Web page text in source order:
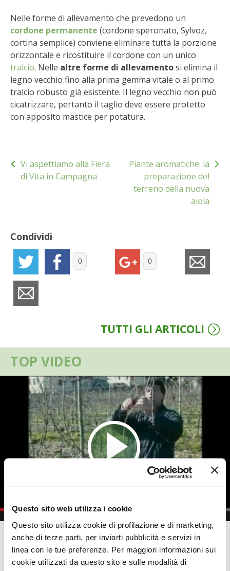
Questo sito web utilizza i cookie
Questo sito utilizza cookie di profilazione e di marketing,
anche di terze parti, per inviarti pubblicità e servizi in
linea con le tue preferenze. Per maggiori informazioni sui
cookie utilizzati da questo sito e sulle modalità di
SCONTI NOVEMBRE
COMPO
HUSQVARNA
ZAPI GARDEN
BENZA
THERMACELL
ANIMALI UMANI E NON UMANI
IL MIO 2025
COLTIVARE L’OLIVO
VIGNETO BIO
PENSA ALTERNATIVO
GARDENA
VERONESI
RIMANI A CONTATTO CON LA NATURA
CRESCERE INSIEME
ARCHMAN
VITA IN CAMPAGNA LA FIERA
NATURALMENTE
Nelle forme di allevamento che prevedono un
cordone permanente (cordone speronato, Sylvoz,
cortina semplice) conviene eliminare tutta la porzione
orizzontale e ricostituire il cordone con un unico
tralcio. Nelle altre forme di allevamentosi elimina il
legno vecchio fino alla prima gemma vitale o al primo
tralcio robusto già esistente. Il legno vecchio non può
cicatrizzare, pertanto il taglio deve essere protetto
con apposito mastice per potatura.
articoli
Vi aspettiamo alla Fiera
di Vita in Campagna
Piante aromatiche: la
preparazione del
terreno della nuova
aiola
Condividi
0 0
TUTTI GLI ARTICOLI
TOP VIDEO
Potatura della vite allevata a
Guyot